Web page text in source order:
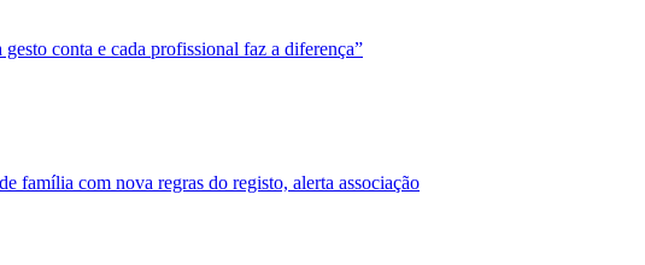
conta e cada profissional faz a diferença”
família com nova regras do registo, alerta associação